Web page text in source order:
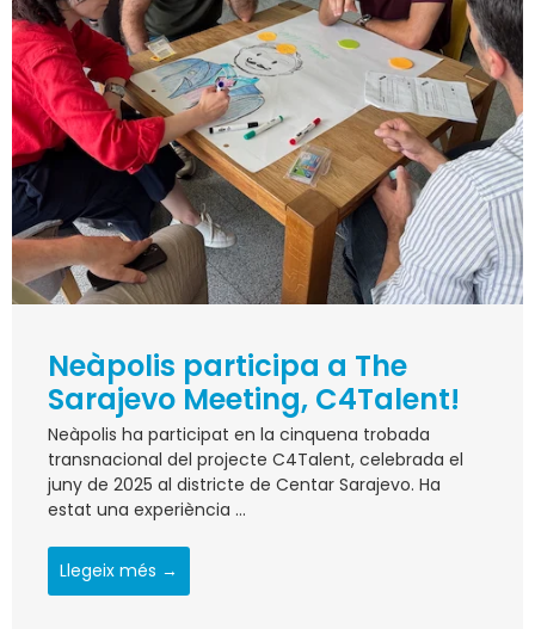
Neàpolis participa a The
Sarajevo Meeting, C4Talent!
Neàpolis ha participat en la cinquena trobada
transnacional del projecte C4Talent, celebrada el
juny de 2025 al districte de Centar Sarajevo. Ha
estat una experiència ...
Llegeix més →